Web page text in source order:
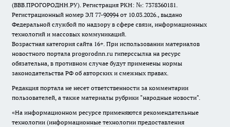
(ВВВ.ПРОГОРОДНН.РУ). Регистрация РКН: №: 7378360181.
Регистрационный номер ЭЛ 77-90994 от 10.03.2026., выдано
Федеральной службой по надзору в сфере связи, информационных
технологий и массовых коммуникаций.
Возрастная категория сайта 16+. При использовании материалов
новостного портала progorodnn.ru гиперссылка на ресурс
обязательна, в противном случае будут применены нормы
законодательства РФ об авторских и смежных правах.
Редакция портала не несет ответственности за комментарии
пользователей, а также материалы рубрики "народные новости".
«На информационном ресурсе применяются рекомендательные
технологии (информационные технологии предоставления